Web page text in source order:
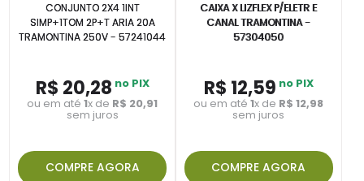
CONJUNTO 2X4 1INT
SIMP+1TOM 2P+T ARIA 20A
TRAMONTINA 250V - 57241044
R$ 20,28 no PIX
ou em até1x de R$ 20,91
sem juros
COMPRE AGORA
CAIXA X LIZFLEX P/ELETR E
CANAL TRAMONTINA -
57304050
R$ 12,59 no PIX
ou em até1x de R$ 12,98
sem juros
COMPRE AGORA